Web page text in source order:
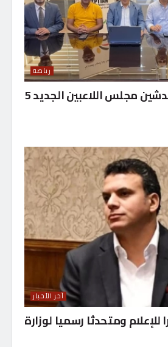
رياضة
البارالمبية تعلن تدشين مجلس اللاعبين الجديد 5
آخر الأخبار
للإعلام ومتحدثا رسميا لوزارة